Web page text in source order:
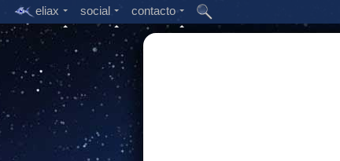
eliax social contacto